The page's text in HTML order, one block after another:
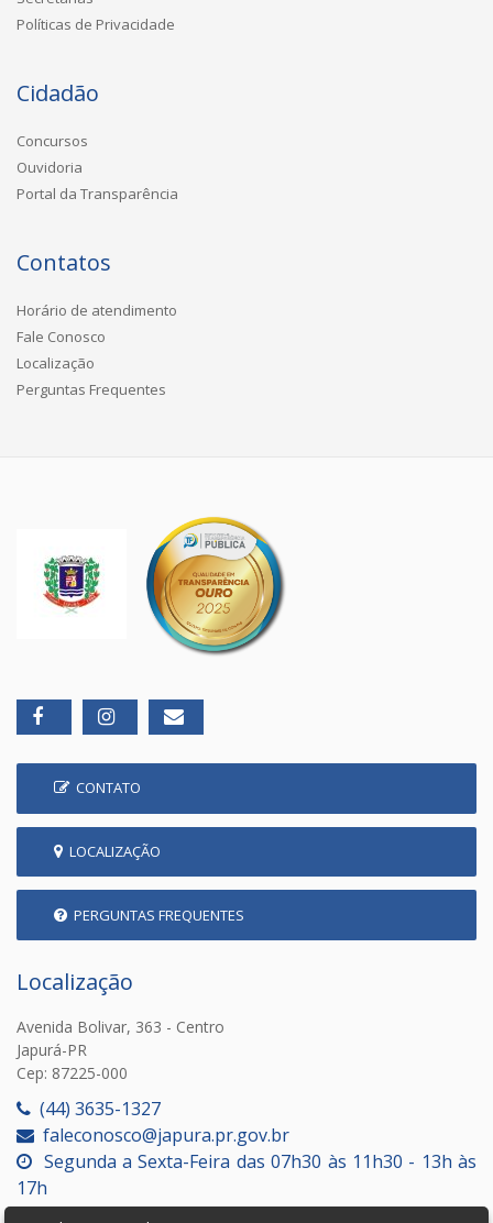
Políticas de Privacidade
Cidadão
Concursos
Ouvidoria
Portal da Transparência
Contatos
Horário de atendimento
Fale Conosco
Localização
Perguntas Frequentes
CONTATO
LOCALIZAÇÃO
PERGUNTAS FREQUENTES
Localização
Avenida Bolivar, 363 - Centro
Japurá-PR
Cep: 87225-000
(44) 3635-1327
faleconosco@japura.pr.gov.br
Segunda a Sexta-Feira das 07h30 às 11h30 - 13h às
17h